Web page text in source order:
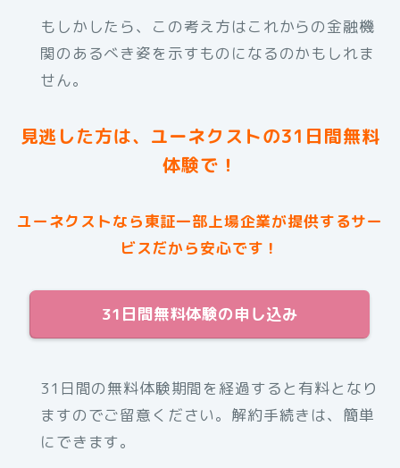
もしかしたら、この考え方はこれからの金融機
関のあるべき姿を示すものになるのかもしれま
せん。
見逃した方は、ユーネクストの31日間無料
体験で！
ユーネクストなら東証一部上場企業が提供するサー
ビスだから安心です！
31日間無料体験の申し込み
31日間の無料体験期間を経過すると有料となり
ますのでご留意ください。解約手続きは、簡単
にできます。